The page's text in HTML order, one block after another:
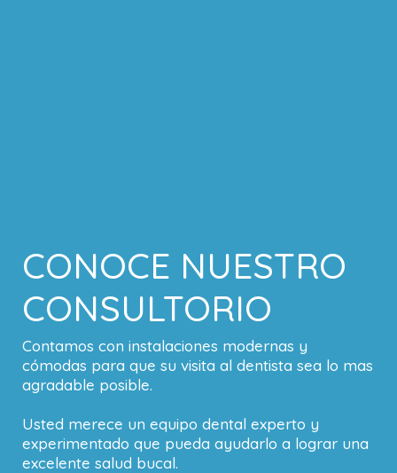
CONOCE NUESTRO
CONSULTORIO
Contamos con instalaciones modernas y
cómodas para que su visita al dentista sea lo mas
agradable posible.
Usted merece un equipo dental experto y
experimentado que pueda ayudarlo a lograr una
excelente salud bucal.